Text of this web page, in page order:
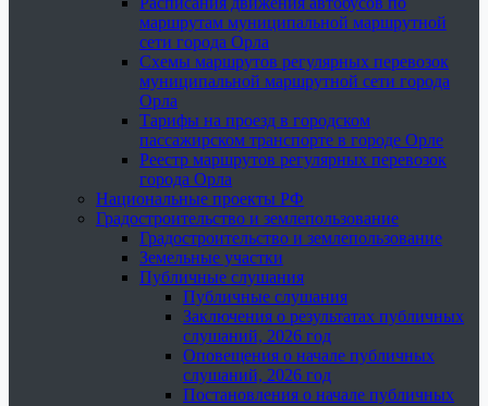
маршрутам муниципальной маршрутной
сети города Орла
Схемы маршрутов регулярных перевозок
муниципальной маршрутной сети города
Орла
Тарифы на проезд в городском
пассажирском транспорте в городе Орле
Реестр маршрутов регулярных перевозок
города Орла
Национальные проекты РФ
Градостроительство и землепользование
Градостроительство и землепользование
Земельные участки
Публичные слушания
Публичные слушания
Заключения о результатах публичных
слушаний, 2026 год
Оповещения о начале публичных
слушаний, 2026 год
Постановления о начале публичных